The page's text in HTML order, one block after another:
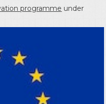
programme under